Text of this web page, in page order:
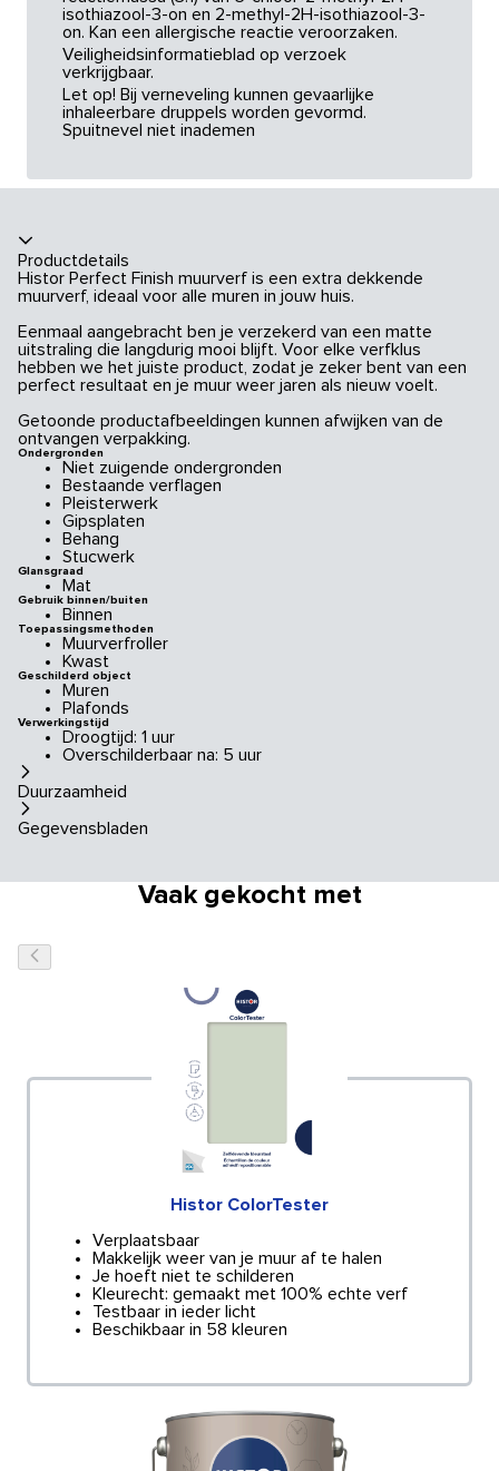
isothiazool-3-on en 2-methyl-2H-isothiazool-3-
on. Kan een allergische reactie veroorzaken.
Veiligheidsinformatieblad op verzoek
verkrijgbaar.
Let op! Bij verneveling kunnen gevaarlijke
inhaleerbare druppels worden gevormd.
Spuitnevel niet inademen
Productdetails
Histor Perfect Finish muurverf is een extra dekkende
muurverf, ideaal voor alle muren in jouw huis.
Eenmaal aangebracht ben je verzekerd van een matte
uitstraling die langdurig mooi blijft. Voor elke verfklus
hebben we het juiste product, zodat je zeker bent van een
perfect resultaat en je muur weer jaren als nieuw voelt.
Getoonde productafbeeldingen kunnen afwijken van de
ontvangen verpakking.
Ondergronden
Niet zuigende ondergronden
Bestaande verflagen
Pleisterwerk
Gipsplaten
Behang
Stucwerk
Glansgraad
Mat
Gebruik binnen/buiten
Binnen
Toepassingsmethoden
Muurverfroller
Kwast
Geschilderd object
Muren
Plafonds
Verwerkingstijd
Droogtijd: 1 uur
Overschilderbaar na: 5 uur
Duurzaamheid
Gegevensbladen
Vaak gekocht met
Histor ColorTester
Verplaatsbaar
Makkelijk weer van je muur af te halen
Je hoeft niet te schilderen
Kleurecht: gemaakt met 100% echte verf
Testbaar in ieder licht
Beschikbaar in 58 kleuren